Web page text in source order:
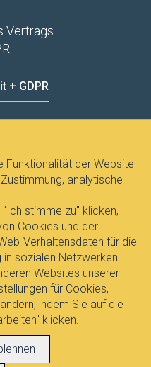
Vertrags
+ GDPR
© 2017
Funktionalität der Website
analytische
stimme zu" klicken,
Cookies und der
Verhaltensdaten für die
sozialen Netzwerken
Websites unserer
für Cookies,
indem Sie auf die
klicken.